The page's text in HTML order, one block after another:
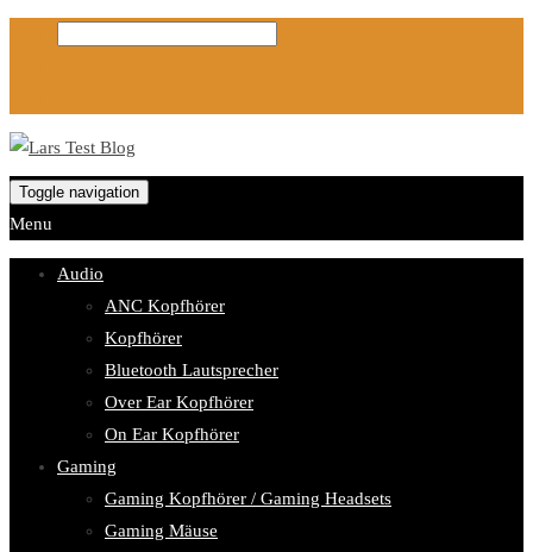
Toggle navigation
Menu
Audio
ANC Kopfhörer
Kopfhörer
Bluetooth Lautsprecher
Over Ear Kopfhörer
On Ear Kopfhörer
Gaming
Gaming Kopfhörer / Gaming Headsets
Gaming Mäuse